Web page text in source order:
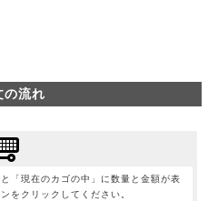
の流れ
「現在のカゴの中」に数量と金額が表
をクリックしてください。